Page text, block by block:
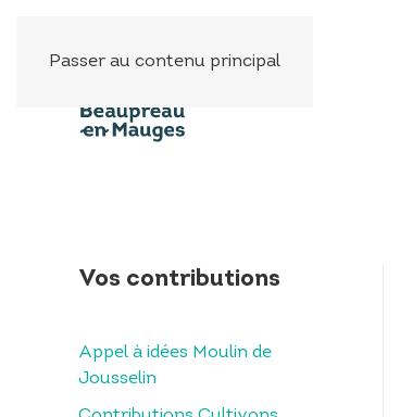
Passer au contenu principal
Vos contributions
Appel à idées Moulin de
Jousselin